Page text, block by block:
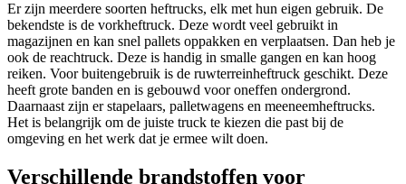
Er zijn meerdere soorten heftrucks, elk met hun eigen gebruik. De
bekendste is de vorkheftruck. Deze wordt veel gebruikt in
magazijnen en kan snel pallets oppakken en verplaatsen. Dan heb je
ook de reachtruck. Deze is handig in smalle gangen en kan hoog
reiken. Voor buitengebruik is de ruwterreinheftruck geschikt. Deze
heeft grote banden en is gebouwd voor oneffen ondergrond.
Daarnaast zijn er stapelaars, palletwagens en meeneemheftrucks.
Het is belangrijk om de juiste truck te kiezen die past bij de
omgeving en het werk dat je ermee wilt doen.
Verschillende brandstoffen voor